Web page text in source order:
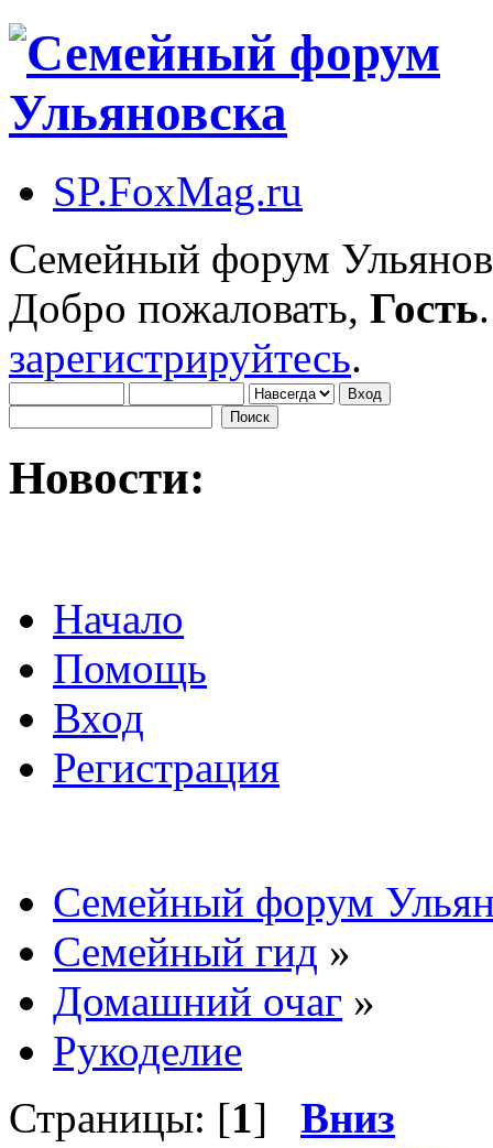
SP.FoxMag.ru
Семейный форум
Добро пожаловать, Гость
зарегистрируйтесь.
Новости:
Начало
Помощь
Вход
Регистрация
Семейный форум
Семейный гид »
Домашний очаг »
Рукоделие
Страницы: [1] Вниз